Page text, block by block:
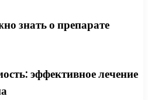
знать о препарате
эффективное лечение